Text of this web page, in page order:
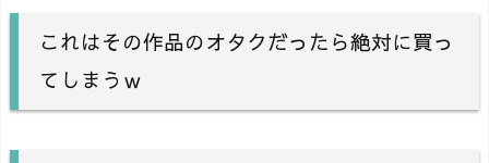
これはその作品のオタクだったら絶対に買っ
てしまうｗ